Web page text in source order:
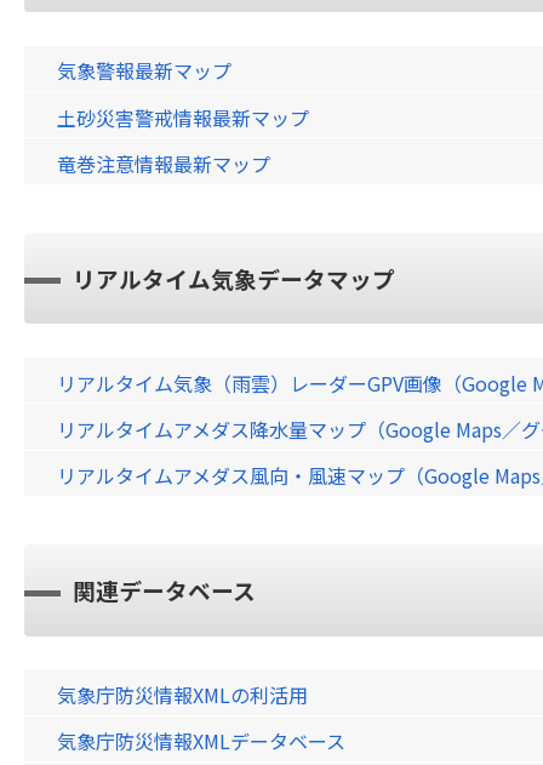
気象警報最新マップ
土砂災害警戒情報最新マップ
竜巻注意情報最新マップ
リアルタイム気象データマップ
リアルタイム気象（雨雲）レーダーGPV画像（Google
リアルタイムアメダス降水量マップ（Google Maps／
リアルタイムアメダス風向・風速マップ（Google
関連データベース
気象庁防災情報XMLの利活用
気象庁防災情報XMLデータベース